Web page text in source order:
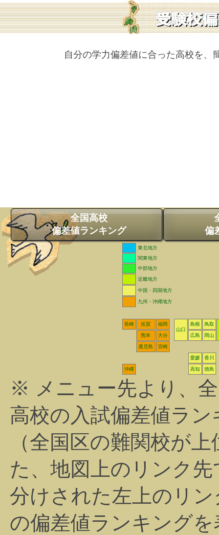
自分の学力偏差値に合った高校を、
全国高校
偏差値ランキング
偏
東北地方
関東地方
中部地方
近畿地方
中国・四国地方
九州・沖縄地方
長崎 佐賀
福岡
山口
島根
鳥取
熊本
大分 広島 岡山
鹿児島 宮崎
愛媛 香川
沖縄 高知 徳島
※ メニュー先より、
高校の入試偏差値ラ
（全国区の難関校が
た、地図上のリンク
分けされた左上のリ
の偏差値ランキング